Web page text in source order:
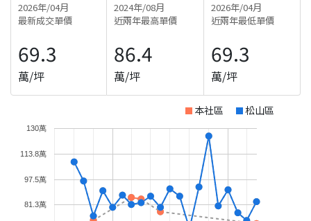
2026年/04月
最新成交單價
69.3
萬/坪
2024年/08月
近兩年最高單價
86.4
萬/坪
2026年/04月
近兩年最低單價
69.3
萬/坪
本社區 松山區
81.3萬
97.5萬
113.8萬
130萬